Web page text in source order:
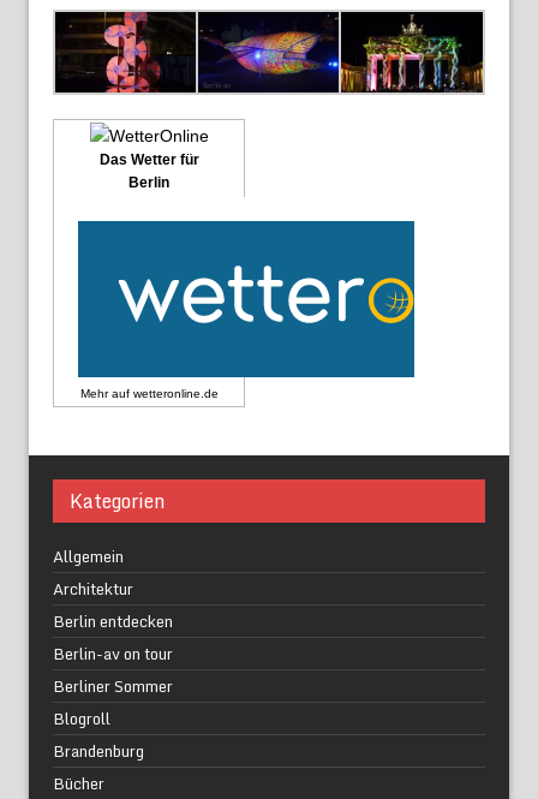
Das Wetter für
Berlin
Mehr auf wetteronline.de
Kategorien
Allgemein
Architektur
Berlin entdecken
Berlin-av on tour
Berliner Sommer
Blogroll
Brandenburg
Bücher